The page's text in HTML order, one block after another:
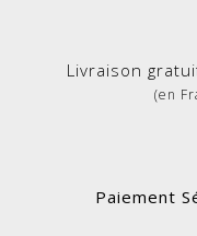
Livraison
(en
Paiement